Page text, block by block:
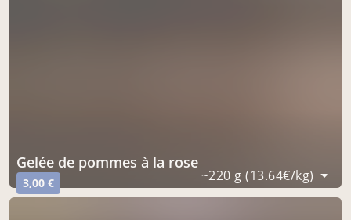
gelée de pommes à la rose
3,00 € ~220 g (13.64€/kg)